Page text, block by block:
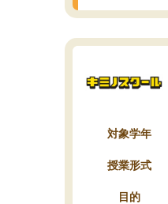
対象学年
授業形式
目的